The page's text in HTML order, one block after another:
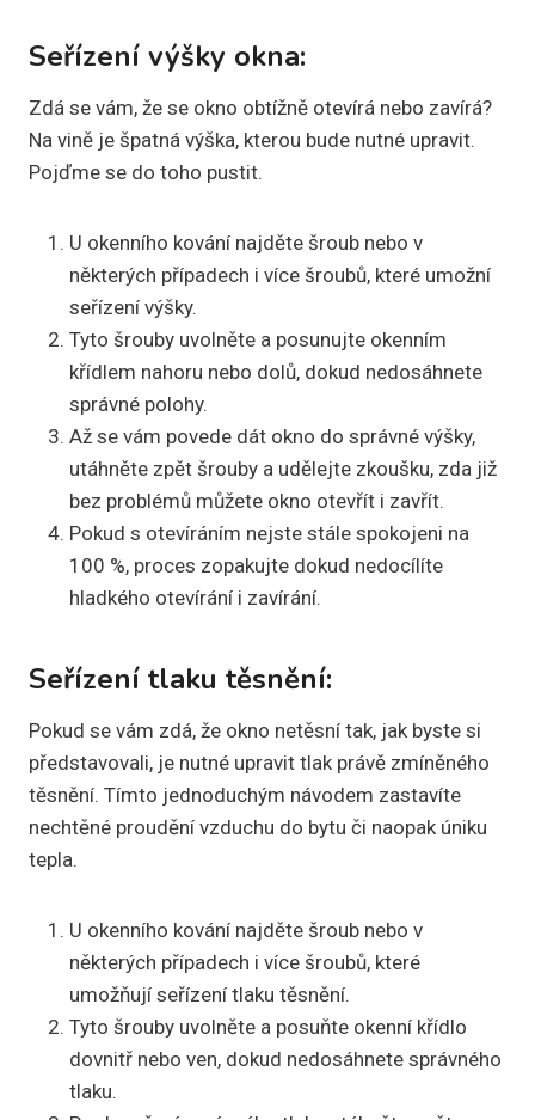
Seřízení výšky okna:
Zdá se vám, že se okno obtížně otevírá nebo zavírá?
Na vině je špatná výška, kterou bude nutné upravit.
Pojďme se do toho pustit.
U okenního kování najděte šroub nebo v
některých případech i více šroubů, které umožní
seřízení výšky.
Tyto šrouby uvolněte a posunujte okenním
křídlem nahoru nebo dolů, dokud nedosáhnete
správné polohy.
Až se vám povede dát okno do správné výšky,
utáhněte zpět šrouby a udělejte zkoušku, zda již
bez problémů můžete okno otevřít i zavřít.
Pokud s otevíráním nejste stále spokojeni na
100 %, proces zopakujte dokud nedocílíte
hladkého otevírání i zavírání.
Seřízení tlaku těsnění:
Pokud se vám zdá, že okno netěsní tak, jak byste si
představovali, je nutné upravit tlak právě zmíněného
těsnění. Tímto jednoduchým návodem zastavíte
nechtěné proudění vzduchu do bytu či naopak úniku
tepla.
U okenního kování najděte šroub nebo v
některých případech i více šroubů, které
umožňují seřízení tlaku těsnění.
Tyto šrouby uvolněte a posuňte okenní křídlo
dovnitř nebo ven, dokud nedosáhnete správného
tlaku.